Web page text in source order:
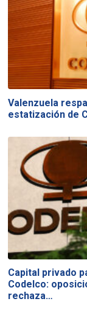
Valenzuela
estatización de
Capital privado
Codelco:
rechaza…